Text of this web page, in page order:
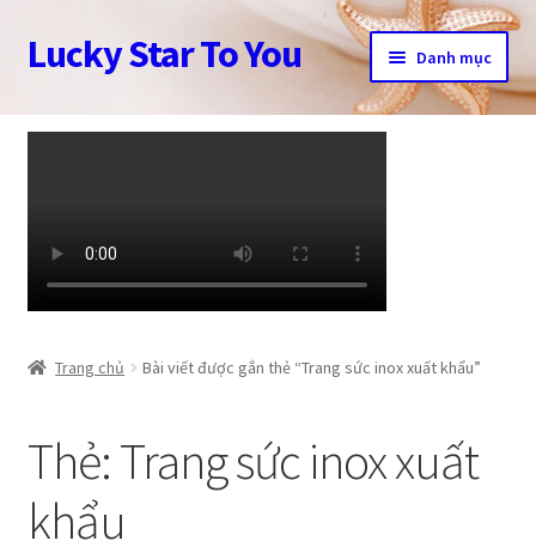
Đi
đến
hướng
Chuyển
đến
dung
Lucky Star To You Danh mục
Trang chủ
Cửa hàng
Tài khoản
Trang chủ Bài viết được gắn thẻ “Trang sức inox xuất khẩu”
Thẻ:Trang sức inox xuất
khẩu